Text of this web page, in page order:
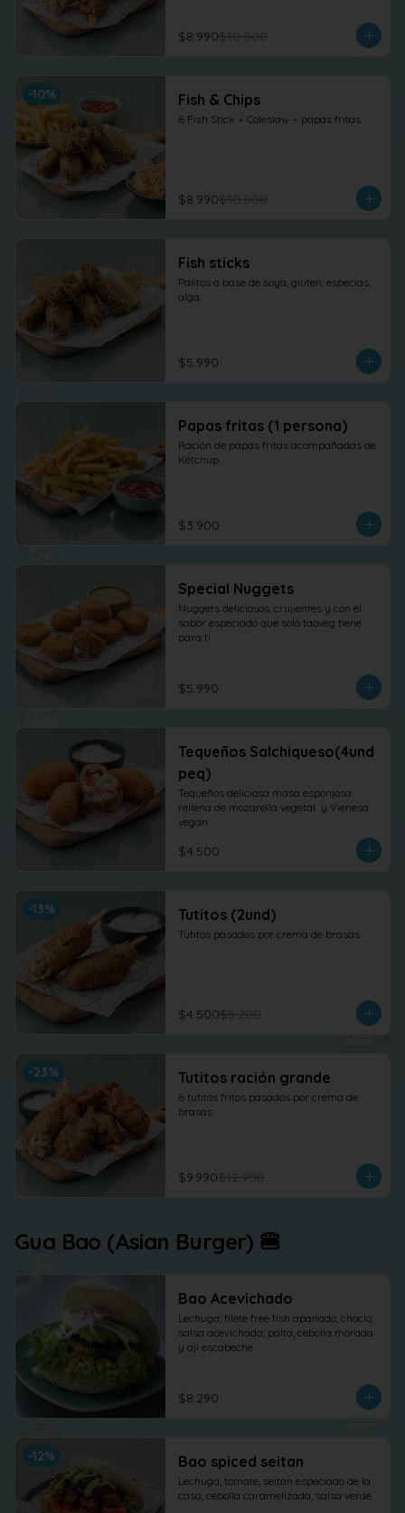
$8.990$10.000
-10% Fish & Chips
6 Fish Stick + Coleslaw + papas fritas.
$8.990$10.000
Fish sticks
Palitos a base de soya, gluten, especias,
alga.
$5.990
Papas fritas (1 persona)
Ración de papas fritas acompañadas de
Kétchup
$3.900
Special Nuggets
Nuggets deliciosos, crujientes y con el
sabor especiado que solo taoveg tiene
para ti
$5.990
Tequeños Salchiqueso(4und
peq)
Tequeños deliciosa masa esponjosa
rellena de mozarella vegetal  y Vienesa.
vegan
$4.500
-13% Tutitos (2und)
Tutitos pasados por crema de brasas .
$4.500$5.200
-23% Tutitos ración grande
6 tutitos fritos pasados por crema de
brasas
$9.990$12.900
Gua Bao (Asian Burger) 🍔
Bao Acevichado
Lechuga, filete free fish apanado, choclo,
salsa acevichada, palta, cebolla morada
y ají escabeche
$8.290
-12% Bao spiced seitan
Lechuga, tomate, seitan especiado de la
casa, cebolla caramelizada, salsa verde.